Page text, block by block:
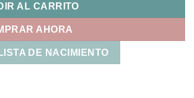
AL CARRITO
AHORA
DE NACIMIENTO